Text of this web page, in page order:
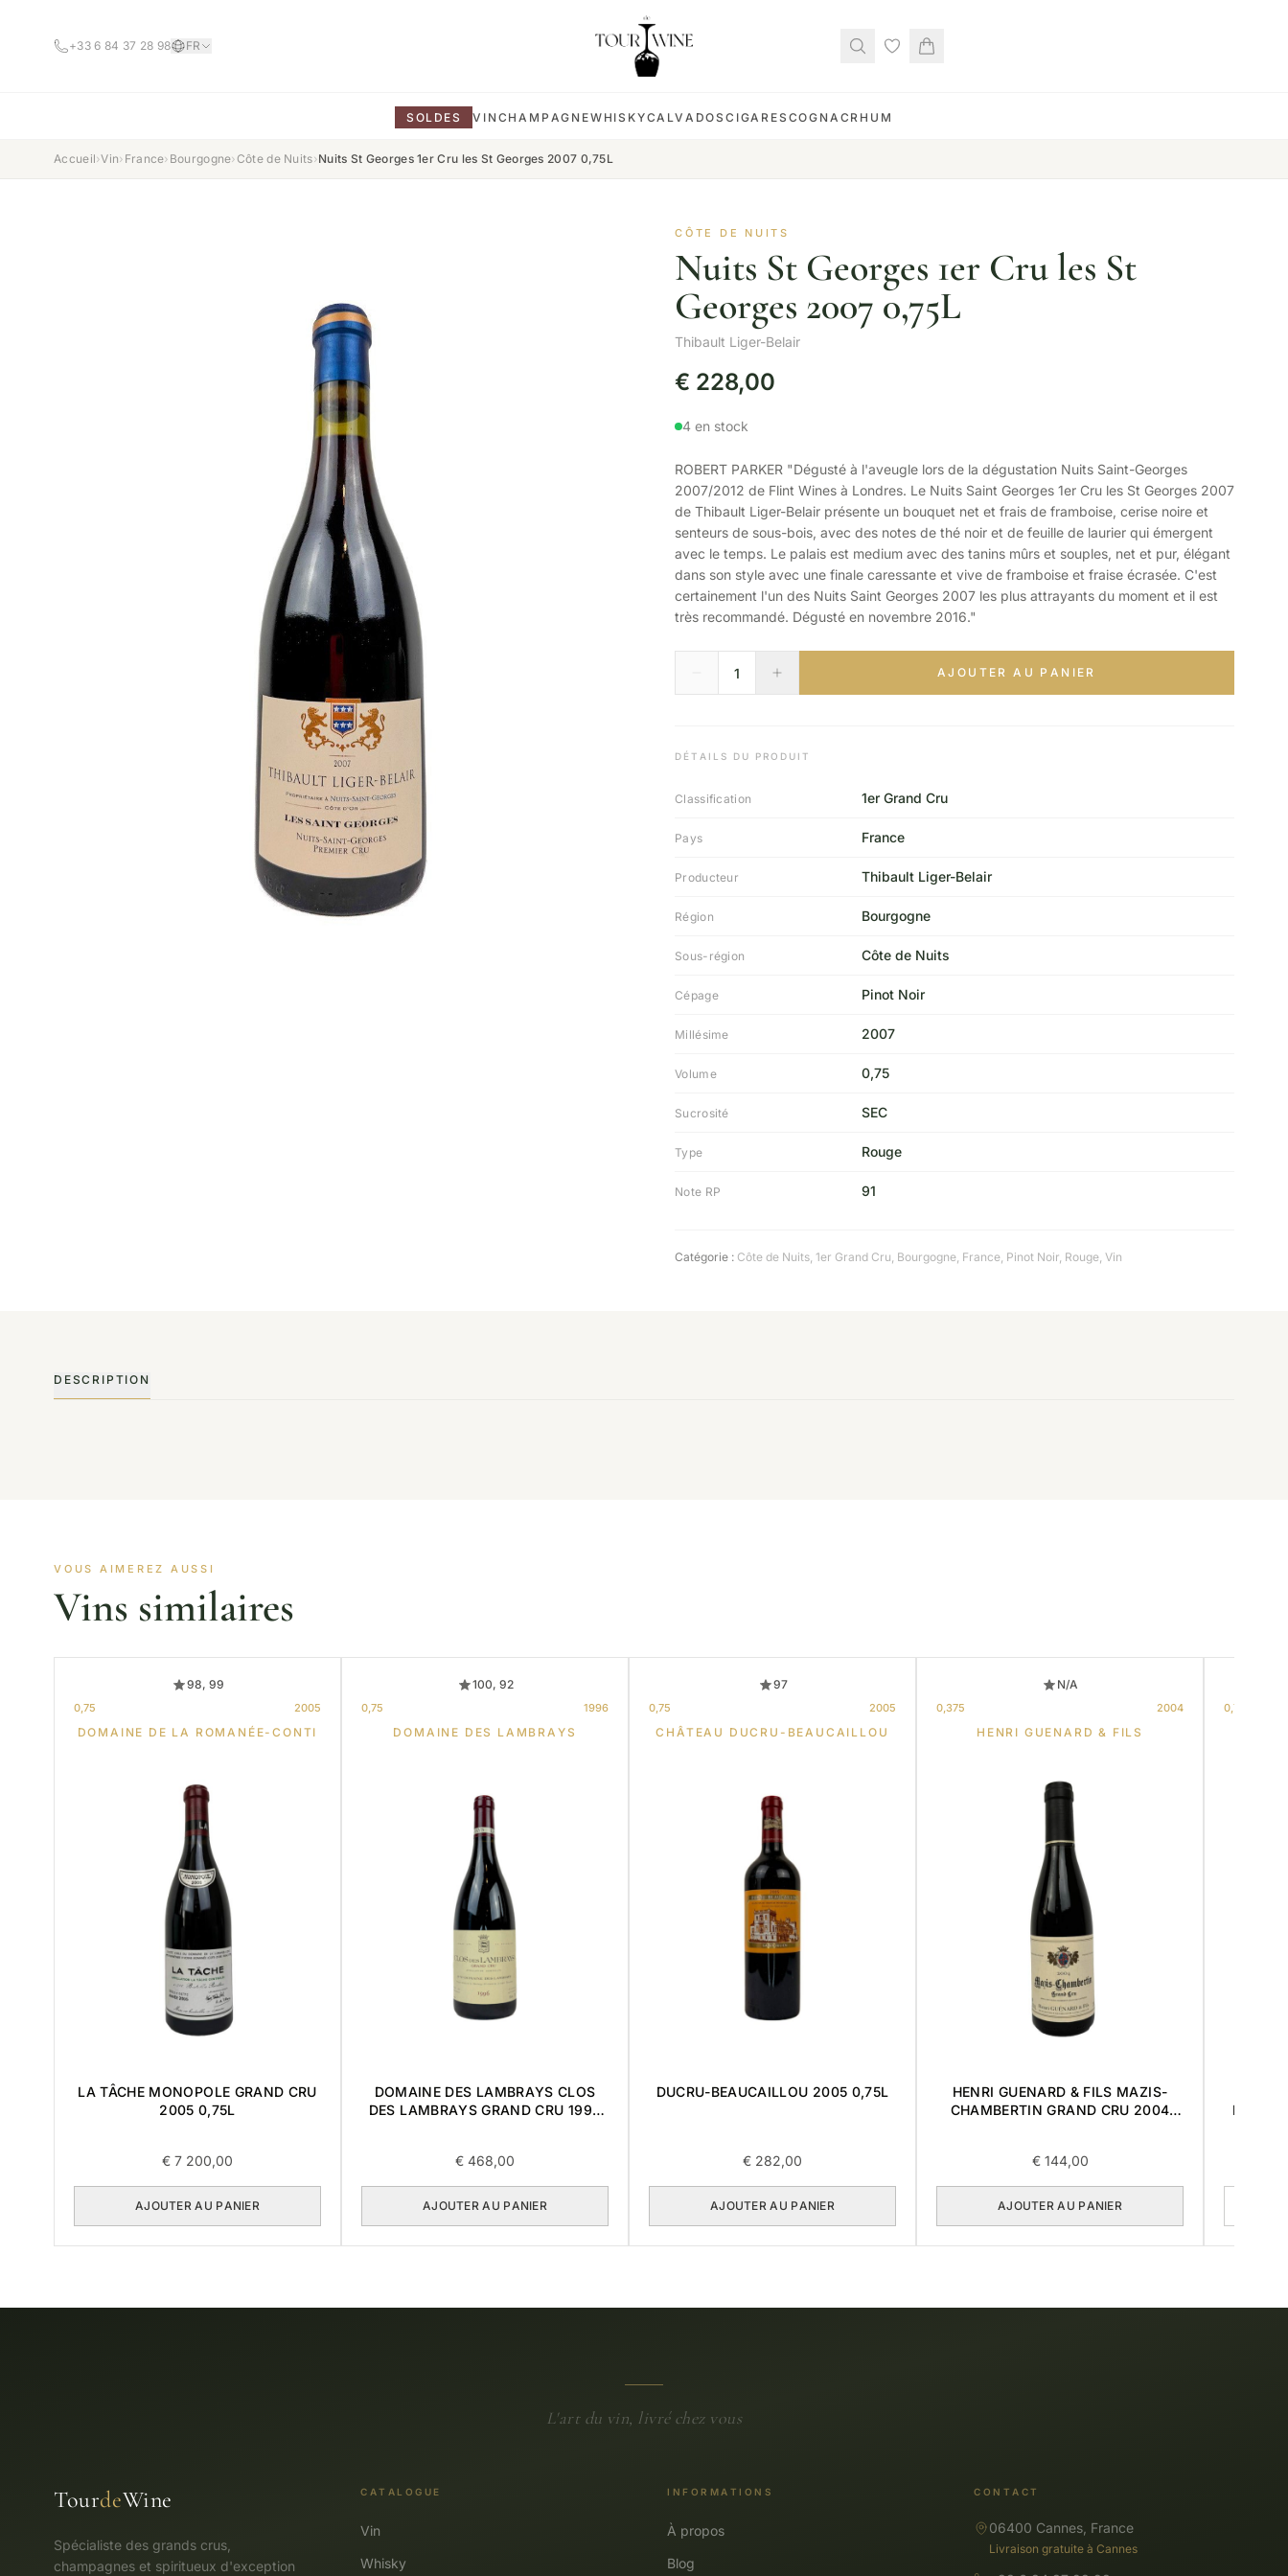
+33 6 84 37 28 98 FR
SOLDES VIN CHAMPAGNEWHISKYCALVADOS CIGARES COGNAC RHUM
Accueil›Vin› France› Bourgogne›Côte de Nuits›Nuits St Georges 1er Cru les St Georges 2007 0,75L
CÔTE DE NUITS
Nuits St Georges 1er Cru les St
Georges 2007 0,75L
Thibault Liger-Belair
€ 228,00
4 en stock
ROBERT PARKER "Dégusté à l'aveugle lors de la dégustation Nuits Saint-Georges
2007/2012 de Flint Wines à Londres. Le Nuits Saint Georges 1er Cru les St Georges 2007
de Thibault Liger-Belair présente un bouquet net et frais de framboise, cerise noire et
senteurs de sous-bois, avec des notes de thé noir et de feuille de laurier qui émergent
avec le temps. Le palais est medium avec des tanins mûrs et souples, net et pur, élégant
dans son style avec une finale caressante et vive de framboise et fraise écrasée. C'est
certainement l'un des Nuits Saint Georges 2007 les plus attrayants du moment et il est
très recommandé. Dégusté en novembre 2016."
AJOUTER AU PANIER
DÉTAILS DU PRODUIT
Classification 1er Grand Cru
Pays France
Producteur Thibault Liger-Belair
Région Bourgogne
Sous-région Côte de Nuits
Cépage Pinot Noir
Millésime 2007
Volume 0,75
Sucrosité SEC
Type Rouge
Note RP 91
Catégorie : Côte de Nuits, 1er Grand Cru, Bourgogne, France, Pinot Noir, Rouge, Vin
DESCRIPTION
VOUS AIMEREZ AUSSI
Vins similaires
98, 99
0,75 2005
DOMAINE DE LA ROMANÉE-CONTI
LA TÂCHE MONOPOLE GRAND CRU
2005 0,75L
€ 7 200,00
AJOUTER AU PANIER
100, 92
0,75 1996
DOMAINE DES LAMBRAYS
DOMAINE DES LAMBRAYS CLOS
DES LAMBRAYS GRAND CRU 1996
€ 468,00
AJOUTER AU PANIER
97
0,75 2005
CHÂTEAU DUCRU-BEAUCAILLOU
DUCRU-BEAUCAILLOU 2005 0,75L
€ 282,00
AJOUTER AU PANIER
N/A
0,375 2004
HENRI GUENARD & FILS
HENRI GUENARD & FILS MAZIS-
CHAMBERTIN GRAND CRU 2004
€144,00
AJOUTER AU PANIER
0,75
MAZIS-
L'art du vin, livré chez vous
TourdeWine
Spécialiste des grands crus,
champagnes et spiritueux d'exception
CATALOGUE
Vin
Whisky
INFORMATIONS
À propos
Blog
CONTACT
06400 Cannes, France
Livraison gratuite à Cannes